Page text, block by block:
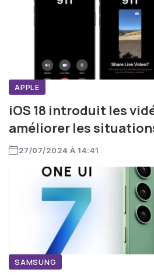
APPLE
iOS 18 introduit les
améliorer les
27/07/2024 À 14:41
SAMSUNG